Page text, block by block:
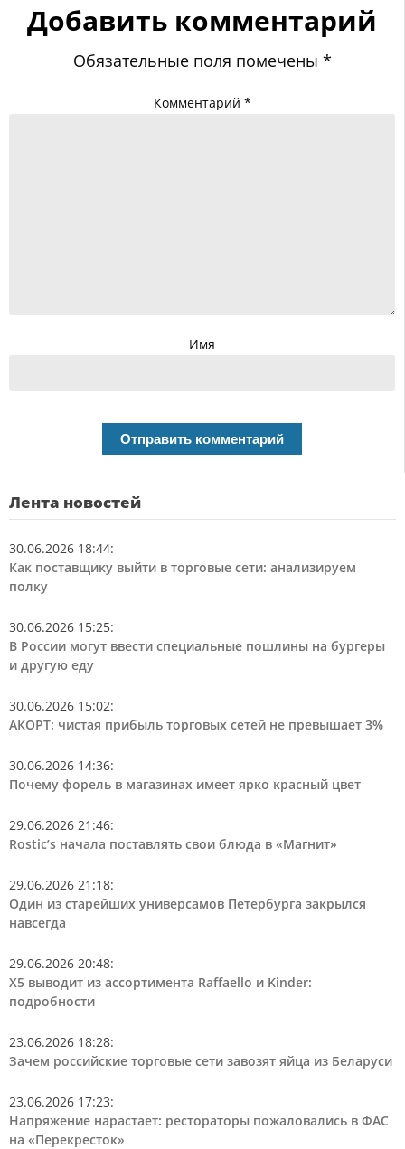
Добавить комментарий
Обязательные поля помечены *
Комментарий *
Имя
Лента новостей
30.06.2026 18:44:
Как поставщику выйти в торговые сети: анализируем
полку
30.06.2026 15:25:
В России могут ввести специальные пошлины на бургеры
и другую еду
30.06.2026 15:02:
АКОРТ: чистая прибыль торговых сетей не превышает 3%
30.06.2026 14:36:
Почему форель в магазинах имеет ярко красный цвет
29.06.2026 21:46:
Rostic’s начала поставлять свои блюда в «Магнит»
29.06.2026 21:18:
Один из старейших универсамов Петербурга закрылся
навсегда
29.06.2026 20:48:
Х5 выводит из ассортимента Raffaello и Kinder:
подробности
23.06.2026 18:28:
Зачем российские торговые сети завозят яйца из Беларуси
23.06.2026 17:23:
Напряжение нарастает: рестораторы пожаловались в ФАС
на «Перекресток»